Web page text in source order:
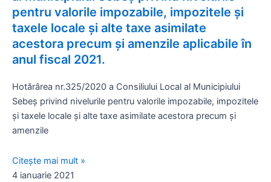
pentru valorile impozabile, impozitele și
taxele locale și alte taxe asimilate
acestora precum și amenzile aplicabile în
anul fiscal 2021.
Hotărârea nr.325/2020 a Consiliului Local al Municipiului
Sebeș privind nivelurile pentru valorile impozabile, impozitele
și taxele locale și alte taxe asimilate acestora precum și
amenzile
Citește mai mult »
4 ianuarie 2021